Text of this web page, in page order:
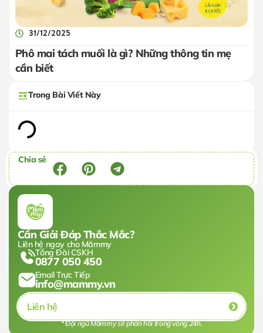
Trong Bài Viết Này
Chia sẻ
Cần Giải Đáp Thắc Mắc?
Liên hệ ngay cho Mămmy
Tổng Đài CSKH
0877 050 450
Email Trực Tiếp
info@mammy.vn
Liên hệ
* Đội ngũ Mămmy sẽ phản hồi trong vòng 24h.
31/12/2025
Phô mai tách muối là gì? Những thông tin mẹ
cần biết